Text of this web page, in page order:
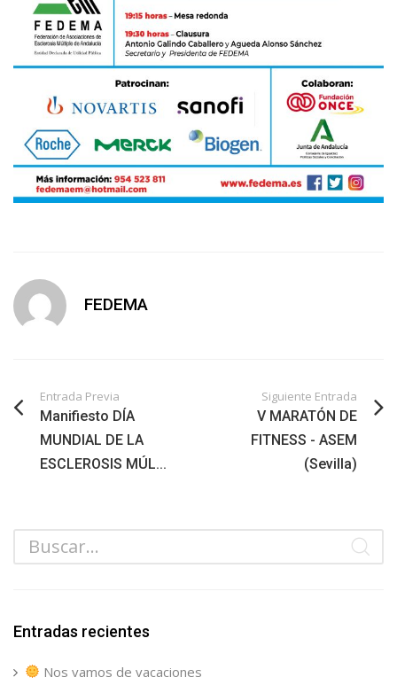
FEDEMA
Entrada Previa
Manifiesto DÍA
MUNDIAL DE LA
ESCLEROSIS MÚL...
Siguiente Entrada
V MARATÓN DE
FITNESS - ASEM
(Sevilla)
Entradas recientes
Nos vamos de vacaciones